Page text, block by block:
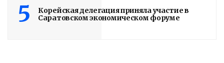
5
Корейская делегация приняла участие в
Саратовском экономическом форуме